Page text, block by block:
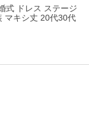
式 ドレス ステージ
マキシ丈 20代30代